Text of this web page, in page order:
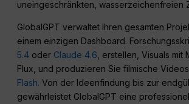
uneingeschränkten, wasserzeichenfreien
GlobalGPT verwaltet Ihren gesamten
einem einzigen Dashboard.
5.4 oder Claude 4.6 , erstellen, Visuals
Flux, und produzieren Sie filmische
Flash. Von der Ideenfindung bis zur
gewährleistet GlobalGPT eine